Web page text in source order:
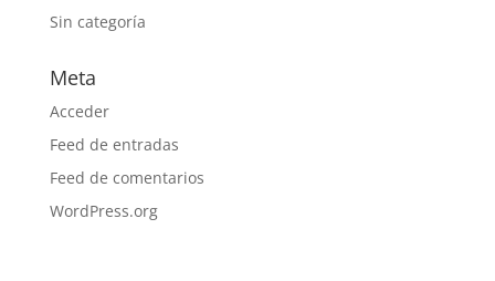
Sin categoría
Meta
Acceder
Feed de entradas
Feed de comentarios
WordPress.org